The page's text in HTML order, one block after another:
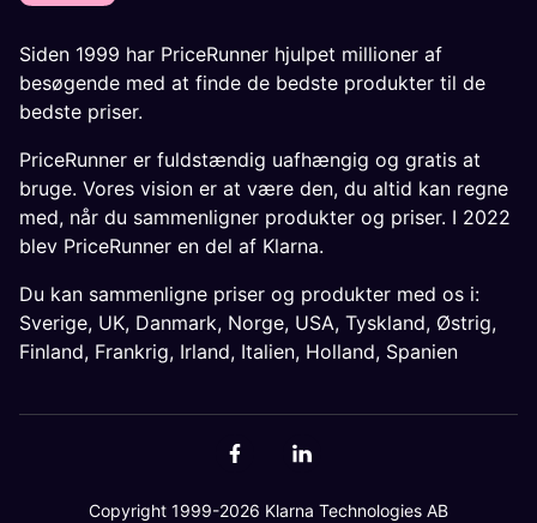
Siden 1999 har PriceRunner hjulpet millioner af
besøgende med at finde de bedste produkter til de
bedste priser.
PriceRunner er fuldstændig uafhængig og gratis at
bruge. Vores vision er at være den, du altid kan regne
med, når du sammenligner produkter og priser. I 2022
blev PriceRunner en del af Klarna.
Du kan sammenligne priser og produkter med os i:
Sverige, UK, Danmark, Norge, USA, Tyskland, Østrig,
Finland, Frankrig, Irland, Italien, Holland, Spanien
Copyright 1999-2026 Klarna Technologies AB